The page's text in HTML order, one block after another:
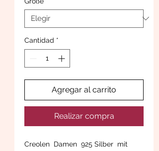
Cantidad *
Agregar al carrito
Realizar compra
Creolen Damen 925 Silber mit